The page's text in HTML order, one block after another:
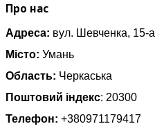
Про нас
Адреса: вул. Шевченка, 15-а
Місто: Умань
Область: Черкаська
Поштовий індекс: 20300
Телефон: +380971179417